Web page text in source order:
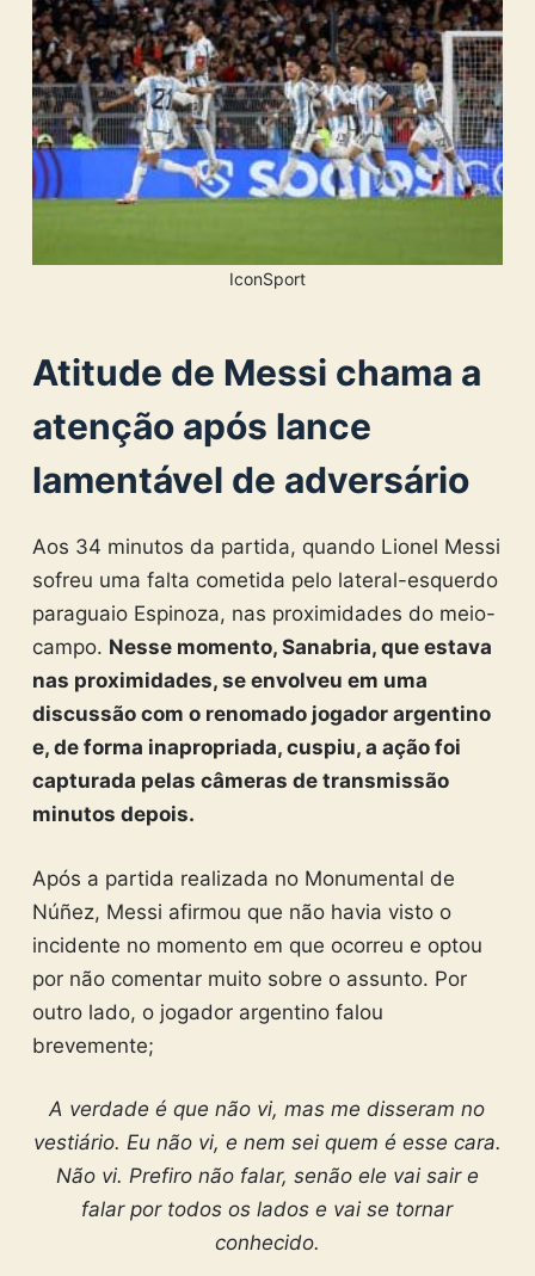
IconSport
Atitude de Messi chama a
atenção após lance
lamentável de adversário
Aos 34 minutos da partida, quando Lionel Messi
sofreu uma falta cometida pelo lateral-esquerdo
paraguaio Espinoza, nas proximidades do meio-
campo. Nesse momento, Sanabria, que estava
nas proximidades, se envolveu em uma
discussão com o renomado jogador argentino
e, de forma inapropriada, cuspiu, a ação foi
capturada pelas câmeras de transmissão
minutos depois.
Após a partida realizada no Monumental de
Núñez, Messi afirmou que não havia visto o
incidente no momento em que ocorreu e optou
por não comentar muito sobre o assunto. Por
outro lado, o jogador argentino falou
brevemente;
A verdade é que não vi, mas me disseram no
vestiário. Eu não vi, e nem sei quem é esse cara.
Não vi. Prefiro não falar, senão ele vai sair e
falar por todos os lados e vai se tornar
conhecido.